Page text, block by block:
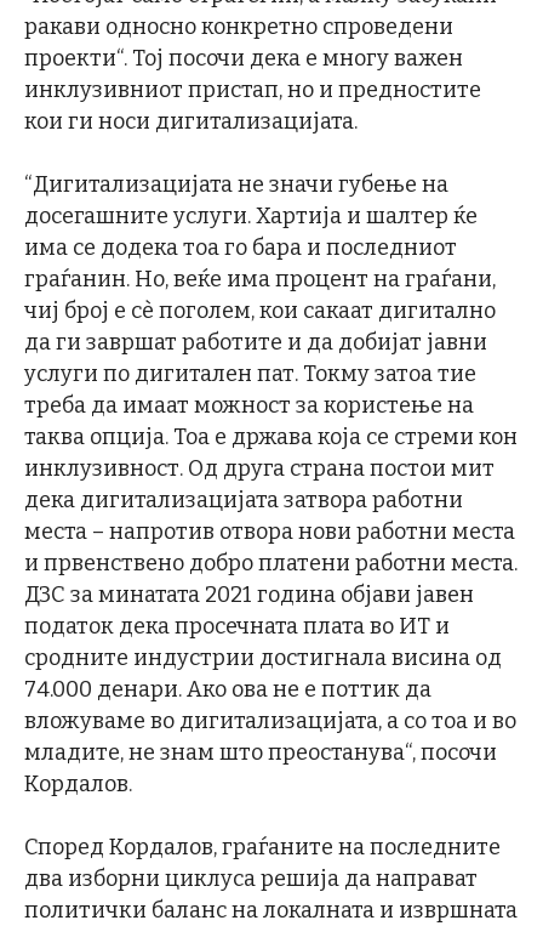
ракави односно конкретно спроведени
проекти“. Тој посочи дека е многу важен
инклузивниот пристап, но и предностите
кои ги носи дигитализацијата.
“Дигитализацијата не значи губење на
досегашните услуги. Хартија и шалтер ќе
има се додека тоа го бара и последниот
граѓанин. Но, веќе има процент на граѓани,
чиј број е сѐ поголем, кои сакаат дигитално
да ги завршат работите и да добијат јавни
услуги по дигитален пат. Токму затоа тие
треба да имаат можност за користење на
таква опција. Тоа е држава која се стреми кон
инклузивност. Од друга страна постои мит
дека дигитализацијата затвора работни
места – напротив отвора нови работни места
и првенствено добро платени работни места.
ДЗС за минатата 2021 година објави јавен
податок дека просечната плата во ИТ и
сродните индустрии достигнала висина од
74.000 денари. Ако ова не е поттик да
вложуваме во дигитализацијата, а со тоа и во
младите, не знам што преостанува“, посочи
Кордалов.
Според Кордалов, граѓаните на последните
два изборни циклуса решија да направат
политички баланс на локалната и извршната